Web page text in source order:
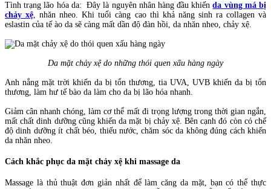
Tình trạng lão hóa da: Đây là nguyên nhân hàng đầu khiếnda vùng má bị
chảy xệ, nhăn nheo. Khi tuổi càng cao thì khả năng sinh ra collagen và
eslastin của tế ào da sẽ càng mất dần độ đàn hồi, da nhăn nheo, chảy xệ.
Da mặt chảy xệ do những thói quen xấu hàng ngày
Anh nắng mặt trời khiến da bị tổn thương, tia UVA, UVB khiến da bị tổn
thương, làm hư tế bào da làm cho da bị lão hóa nhanh.
Giảm cân nhanh chóng, làm cơ thể mất đi trọng lượng trong thời gian ngắn,
mất chất dinh dưỡng cũng khiến da mặt bị chảy xệ. Bên cạnh đó còn có chế
độ dinh dưỡng ít chất béo, thiếu nước, chăm sóc da không đúng cách khiến
da nhăn nheo.
Cách khắc phục da mặt chảy xệ khi massage da
Massage là thủ thuật đơn giản nhất để làm căng da mặt, bạn có thể thực